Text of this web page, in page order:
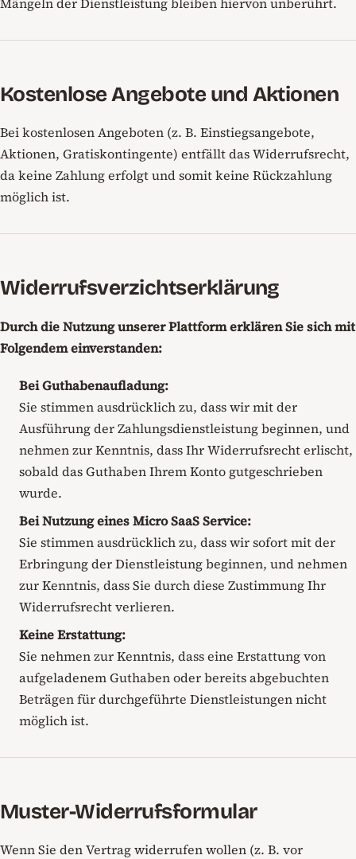
Kostenlose Angebote und Aktionen
Bei kostenlosen Angeboten (z. B. Einstiegsangebote,
Aktionen, Gratiskontingente) entfällt das Widerrufsrecht,
da keine Zahlung erfolgt und somit keine Rückzahlung
möglich ist.
Widerrufsverzichtserklärung
Durch die Nutzung unserer Plattform erklären Sie sich mit
Folgendem einverstanden:
Bei Guthabenaufladung:
Sie stimmen ausdrücklich zu, dass wir mit der
Ausführung der Zahlungsdienstleistung beginnen, und
nehmen zur Kenntnis, dass Ihr Widerrufsrecht erlischt,
sobald das Guthaben Ihrem Konto gutgeschrieben
wurde.
Bei Nutzung eines Micro SaaS Service:
Sie stimmen ausdrücklich zu, dass wir sofort mit der
Erbringung der Dienstleistung beginnen, und nehmen
zur Kenntnis, dass Sie durch diese Zustimmung Ihr
Widerrufsrecht verlieren.
Keine Erstattung:
Sie nehmen zur Kenntnis, dass eine Erstattung von
aufgeladenem Guthaben oder bereits abgebuchten
Beträgen für durchgeführte Dienstleistungen nicht
möglich ist.
Muster-Widerrufsformular
Wenn Sie den Vertrag widerrufen wollen (z. B. vor